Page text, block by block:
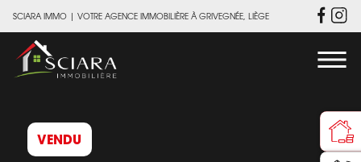
SCIARA IMMO | VOTRE AGENCE IMMOBILIÈRE À GRIVEGNÉE, LIÈGE
VENDU